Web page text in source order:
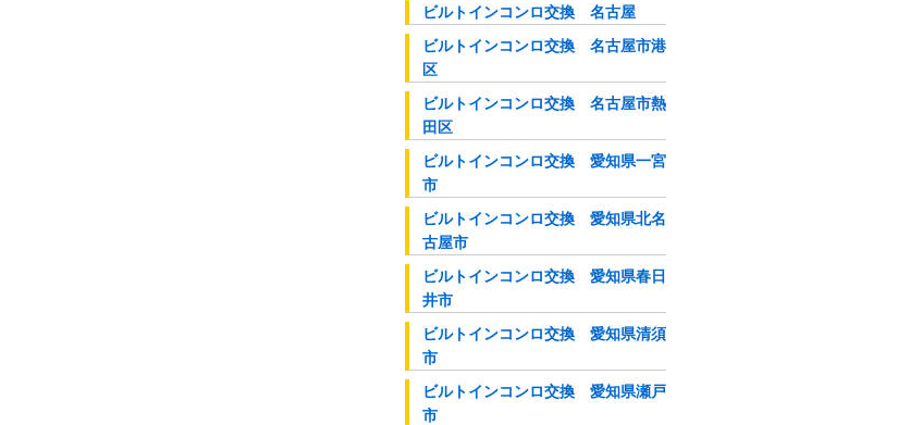
ビルトインコンロ交換 名古屋
ビルトインコンロ交換 名古屋市港
区
ビルトインコンロ交換 名古屋市熱
田区
ビルトインコンロ交換 愛知県一宮
市
ビルトインコンロ交換 愛知県北名
古屋市
ビルトインコンロ交換 愛知県春日
井市
ビルトインコンロ交換 愛知県清須
市
ビルトインコンロ交換 愛知県瀬戸
市